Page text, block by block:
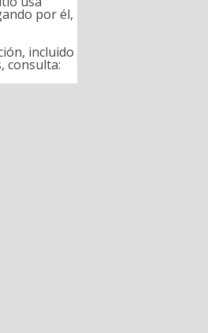
por él,
incluido
consulta: